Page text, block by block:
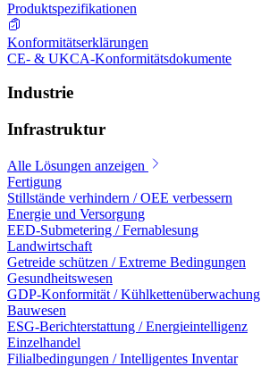
Produktspezifikationen
Konformitätserklärungen
CE- & UKCA-Konformitätsdokumente
Industrie
Infrastruktur
Alle Lösungen anzeigen
Fertigung
Stillstände verhindern / OEE verbessern
Energie und Versorgung
EED-Submetering / Fernablesung
Landwirtschaft
Getreide schützen / Extreme Bedingungen
Gesundheitswesen
GDP-Konformität / Kühlkettenüberwachung
Bauwesen
ESG-Berichterstattung / Energieintelligenz
Einzelhandel
Filialbedingungen / Intelligentes Inventar